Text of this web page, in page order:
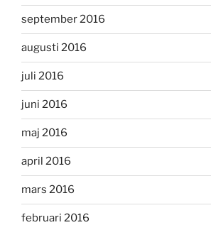
september 2016
augusti 2016
juli 2016
juni 2016
maj 2016
april 2016
mars 2016
februari 2016